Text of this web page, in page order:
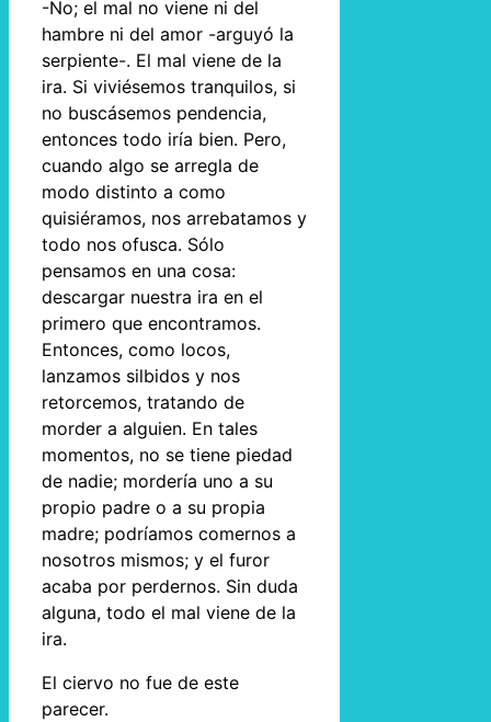
-No; el mal no viene ni del
hambre ni del amor -arguyó la
serpiente-. El mal viene de la
ira. Si viviésemos tranquilos, si
no buscásemos pendencia,
entonces todo iría bien. Pero,
cuando algo se arregla de
modo distinto a como
quisiéramos, nos arrebatamos y
todo nos ofusca. Sólo
pensamos en una cosa:
descargar nuestra ira en el
primero que encontramos.
Entonces, como locos,
lanzamos silbidos y nos
retorcemos, tratando de
morder a alguien. En tales
momentos, no se tiene piedad
de nadie; mordería uno a su
propio padre o a su propia
madre; podríamos comernos a
nosotros mismos; y el furor
acaba por perdernos. Sin duda
alguna, todo el mal viene de la
ira.
El ciervo no fue de este
parecer.